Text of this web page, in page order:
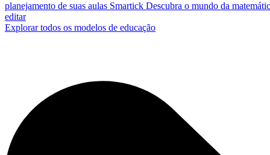
planejamento de suas aulas Smartick Descubra o mundo da
editar
Explorar todos os modelos de educação